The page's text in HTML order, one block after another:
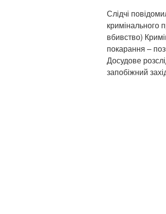
Слідчі
кримінального
вбивство)
покарання –
Досудове
запобіжний